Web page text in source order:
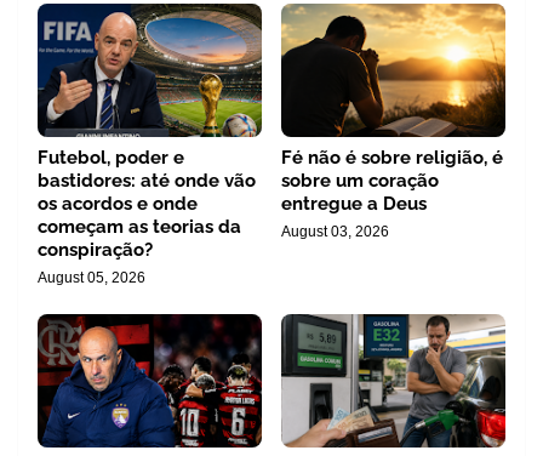
Futebol, poder e
bastidores: até onde vão
os acordos e onde
começam as teorias da
conspiração?
August 05, 2026
Fé não é sobre religião, é
sobre um coração
entregue a Deus
August 03, 2026